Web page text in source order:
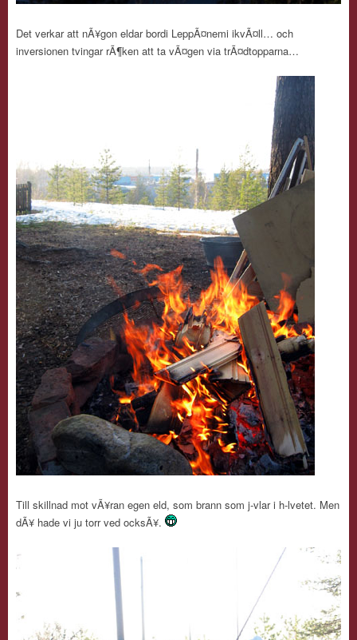
Det verkar att nÃ¥gon eldar bordi LeppÃ¤nemi ikvÃ¤ll… och
inversionen tvingar rÃ¶ken att ta vÃ¤gen via trÃ¤dtopparna…
Till skillnad mot vÃ¥ran egen eld, som brann som j-vlar i h-lvetet. Men
dÃ¥ hade vi ju torr ved ocksÃ¥.